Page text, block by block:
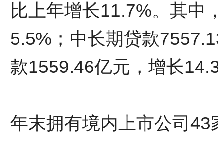
比上年增长11.7%。其中
5.5%；中长期贷款
款1559.46亿元，增长
年末拥有境内上市公司